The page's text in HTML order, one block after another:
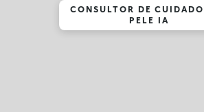
CONSULTOR DE
PELE IA